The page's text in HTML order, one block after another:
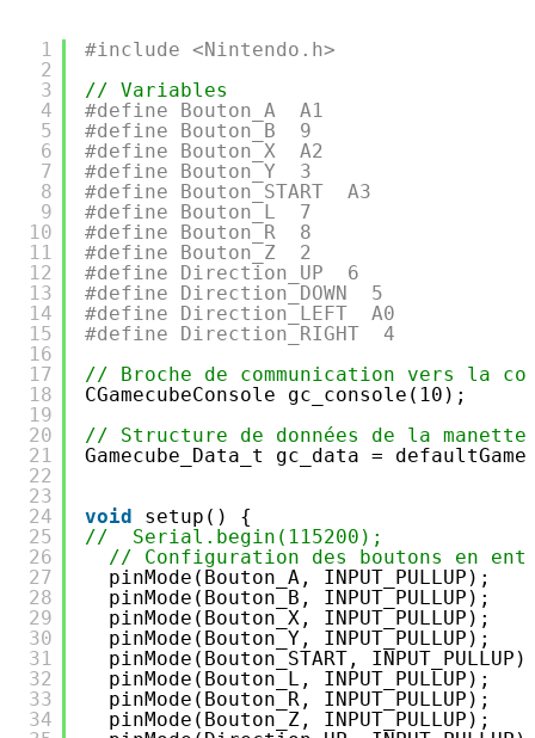
1
2
3
4
5
6
7
8
9
10
11
12
13
14
15
16
17
18
19
20
21
22
23
24
25
26
27
28
29
30
31
32
33
34
#include <Nintendo.h>
// Variables
#define Bouton_A  A1
#define Bouton_B  9
#define Bouton_X  A2
#define Bouton_Y  3
#define Bouton_START  A3
#define Bouton_L  7
#define Bouton_R  8
#define Bouton_Z  2
#define Direction_UP  6
#define Direction_DOWN  5
#define Direction_LEFT  A0
#define Direction_RIGHT  4
// Broche de communication vers la
CGamecubeConsole gc_console(10);
// Structure de données de la manette
Gamecube_Data_t gc_data =
void
setup() {
//  Serial.begin(115200);
// Configuration des boutons en
pinMode(Bouton_A, INPUT_PULLUP);
pinMode(Bouton_B, INPUT_PULLUP);
pinMode(Bouton_X, INPUT_PULLUP);
pinMode(Bouton_Y, INPUT_PULLUP);
pinMode(Bouton_START,
pinMode(Bouton_L, INPUT_PULLUP);
pinMode(Bouton_R, INPUT_PULLUP);
pinMode(Bouton_Z, INPUT_PULLUP);